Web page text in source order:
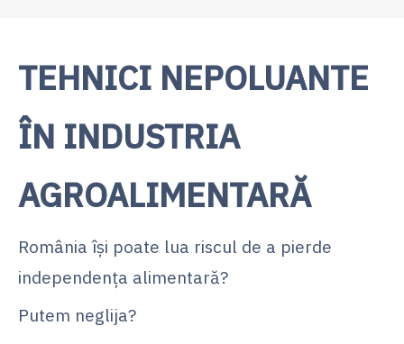
TEHNICI NEPOLUANTE
ÎN INDUSTRIA
AGROALIMENTARĂ
România își poate lua riscul de a pierde
independența alimentară?
Putem neglija?